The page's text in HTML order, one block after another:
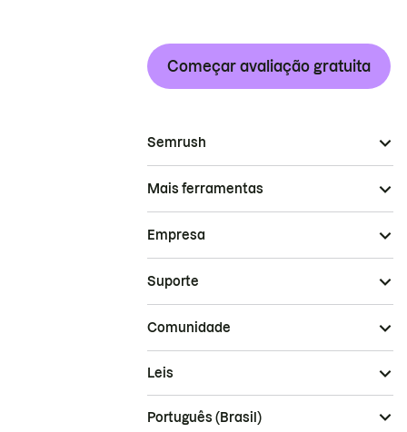
Começar avaliação gratuita
Semrush
Mais ferramentas
Empresa
Suporte
Comunidade
Leis
Português (Brasil)